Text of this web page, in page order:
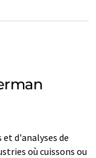
d'analyses de
où cuissons ou